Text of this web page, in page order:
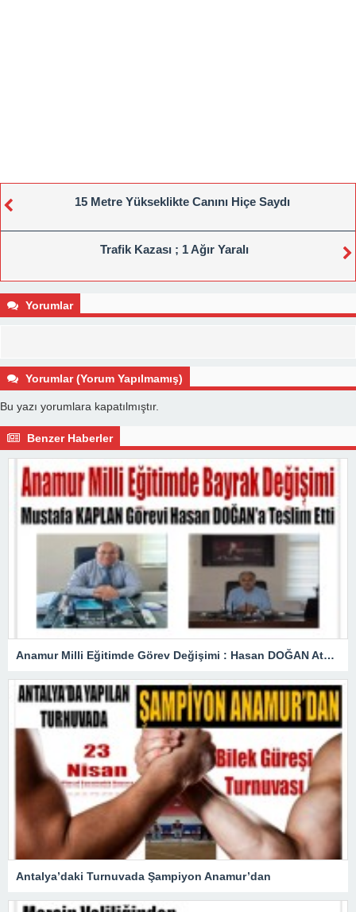
15 Metre Yükseklikte Canını Hiçe Saydı
Trafik Kazası ; 1 Ağır Yaralı
Yorumlar
Yorumlar (Yorum Yapılmamış)
Bu yazı yorumlara kapatılmıştır.
Benzer Haberler
Anamur Milli Eğitimde Görev Değişimi : Hasan DOĞAN Atandı
Antalya’daki Turnuvada Şampiyon Anamur’dan